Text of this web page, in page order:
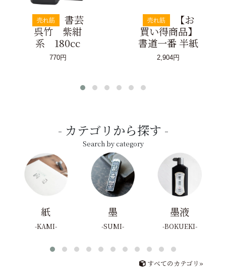
売れ筋
書芸
呉竹 紫紺
系 180cc
770円
売れ筋
【お
買い得商品】
書道一番 半紙
2,904円
カテゴリから探す
Search by category
紙
KAMI
墨
SUMI
墨液
BOKUEKI
すべてのカテゴリ»